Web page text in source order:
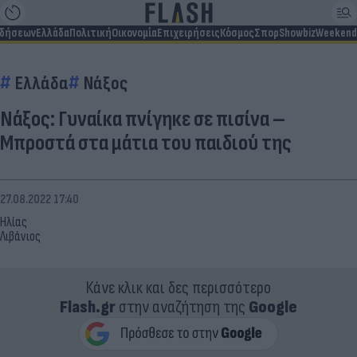
ΕλλάδαΠολιτικήΟικονομίαΕπιχειρήσειςΚόσμοςΣπορShowbizWeekend
Ελλάδα Νάξος
Νάξος: Γυναίκα πνίγηκε σε πισίνα –
Μπροστά στα μάτια του παιδιού της
Ηλίας
Λιβάνιος
27.08.2022 17:40
Κάνε κλικ και δες περισσότερο
Flash.grστην αναζήτηση της Google